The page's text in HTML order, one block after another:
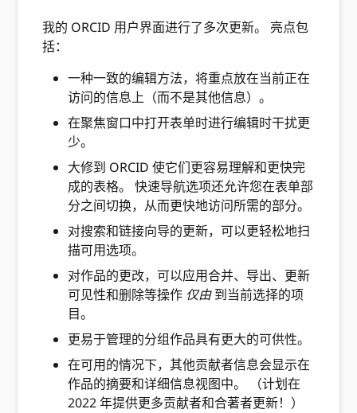
我的 ORCID 用户界面进行了多次更新。 亮点包
括：
一种一致的编辑方法，将重点放在当前正在
访问的信息上（而不是其他信息）。
在聚焦窗口中打开表单时进行编辑时干扰更
少。
大修到 ORCID 使它们更容易理解和更快完
成的表格。 快速导航选项还允许您在表单部
分之间切换，从而更快地访问所需的部分。
对搜索和链接向导的更新，可以更轻松地扫
描可用选项。
对作品的更改，可以应用合并、导出、更新
可见性和删除等操作 仅由到当前选择的项
目。
更易于管理的分组作品具有更大的可供性。
在可用的情况下，其他贡献者信息会显示在
作品的摘要和详细信息视图中。 （计划在
2022 年提供更多贡献者和合著者更新！）